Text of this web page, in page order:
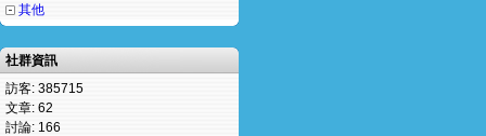
其他
社群資訊
訪客: 385715
文章: 62
討論: 166